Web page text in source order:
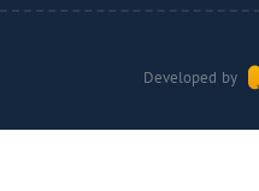
Developed by